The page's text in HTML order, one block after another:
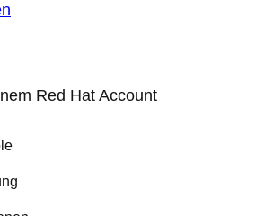
Red Hat Account